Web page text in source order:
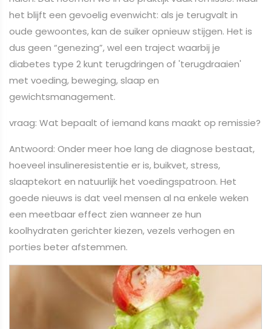
het blijft een gevoelig evenwicht: als je terugvalt in
oude gewoontes, kan de suiker opnieuw stijgen. Het is
dus geen “genezing”, wel een traject waarbij je
diabetes type 2 kunt terugdringen of 'terugdraaien'
met voeding, beweging, slaap en
gewichtsmanagement.
vraag: Wat bepaalt of iemand kans maakt op remissie?
Antwoord: Onder meer hoe lang de diagnose bestaat,
hoeveel insulineresistentie er is, buikvet, stress,
slaaptekort en natuurlijk het voedingspatroon. Het
goede nieuws is dat veel mensen al na enkele weken
een meetbaar effect zien wanneer ze hun
koolhydraten gerichter kiezen, vezels verhogen en
porties beter afstemmen.